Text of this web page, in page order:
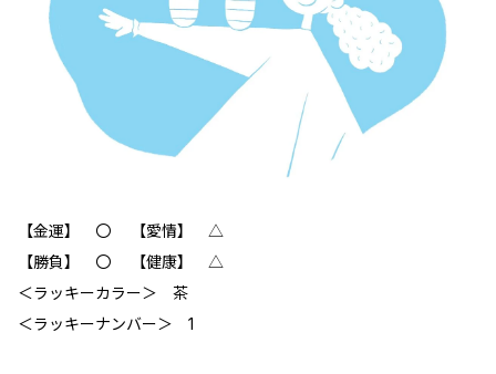
【金運】 〇 【愛情】 △
【勝負】 〇 【健康】 △
＜ラッキーカラー＞ 茶
＜ラッキーナンバー＞ 1